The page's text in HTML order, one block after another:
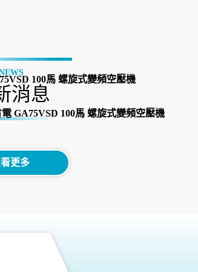
消息
更多
100馬 螺旋式變頻空壓機
GA75VSD 100馬 螺旋式變頻空壓機